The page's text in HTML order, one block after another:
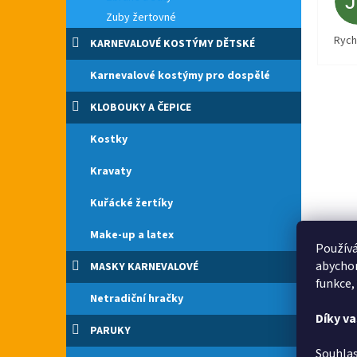
Díky
Zuby žertovné
KARNEVALOVÉ KOSTÝMY DĚTSKÉ
Karnevalové kostýmy pro dospělé
KLOBOUKY A ČEPICE
Kostky
Kravaty
Kuřácké žertíky
Make-up a latex
MASKY KARNEVALOVÉ
Netradiční hračky
PARUKY